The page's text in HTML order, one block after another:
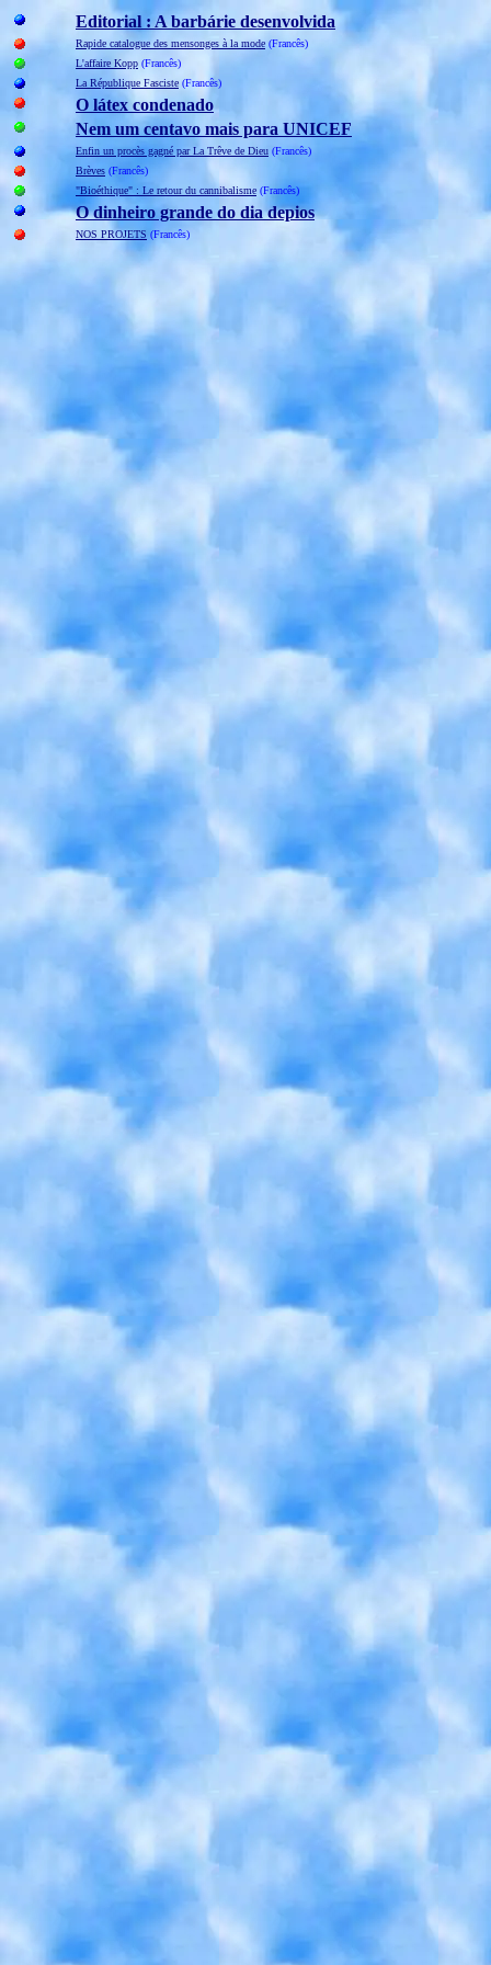
Editorial : A barbárie desenvolvida
Rapide catalogue des mensonges à la mode (Francês)
L'affaire Kopp (Francês)
La République Fasciste (Francês)
O látex condenado
Nem um centavo mais para UNICEF
Enfin un procès gagné par La Trêve de Dieu (Francês)
Brèves (Francês)
"Bioéthique" : Le retour du cannibalisme (Francês)
O dinheiro grande do dia depios
NOS PROJETS (Francês)